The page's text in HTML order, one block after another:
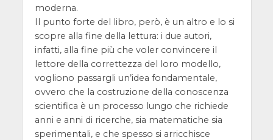
moderna.
Il punto forte del libro, però, è un altro e lo si
scopre alla fine della lettura: i due autori,
infatti, alla fine più che voler convincere il
lettore della correttezza del loro modello,
vogliono passargli un’idea fondamentale,
ovvero che la costruzione della conoscenza
scientifica è un processo lungo che richiede
anni e anni di ricerche, sia matematiche sia
sperimentali, e che spesso si arricchisce